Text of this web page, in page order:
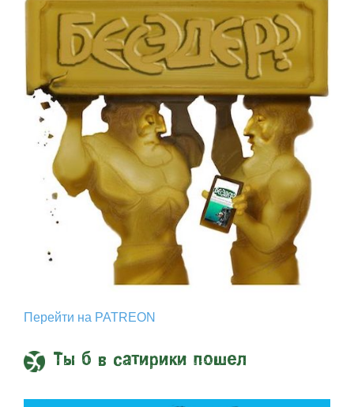
Перейти на PATREON
Ты б в сатирики пошел